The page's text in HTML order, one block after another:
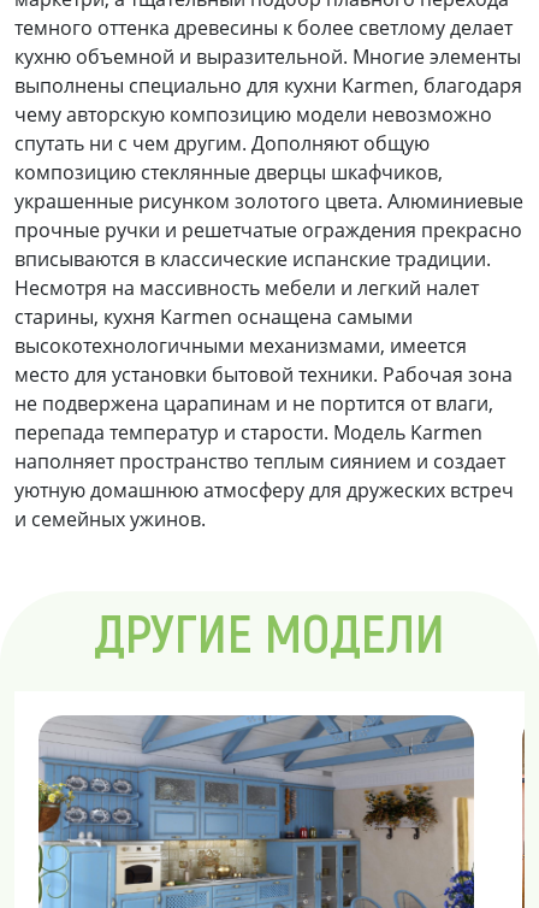
темного оттенка древесины к более светлому делает
кухню объемной и выразительной. Многие элементы
выполнены специально для кухни Karmen, благодаря
чему авторскую композицию модели невозможно
спутать ни с чем другим. Дополняют общую
композицию стеклянные дверцы шкафчиков,
украшенные рисунком золотого цвета. Алюминиевые
прочные ручки и решетчатые ограждения прекрасно
вписываются в классические испанские традиции.
Несмотря на массивность мебели и легкий налет
старины, кухня Karmen оснащена самыми
высокотехнологичными механизмами, имеется
место для установки бытовой техники. Рабочая зона
не подвержена царапинам и не портится от влаги,
перепада температур и старости. Модель Karmen
наполняет пространство теплым сиянием и создает
уютную домашнюю атмосферу для дружеских встреч
и семейных ужинов.
ДРУГИЕ МОДЕЛИ